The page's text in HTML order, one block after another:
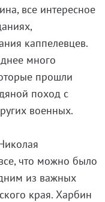
все интересное
каппелевцев.
много
прошли
поход с
военных.
что можно было
из важных
края. Харбин